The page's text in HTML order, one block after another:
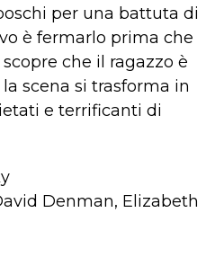
per una battuta di
è fermarlo prima che
che il ragazzo è
scena si trasforma in
e terrificanti di
Denman, Elizabeth